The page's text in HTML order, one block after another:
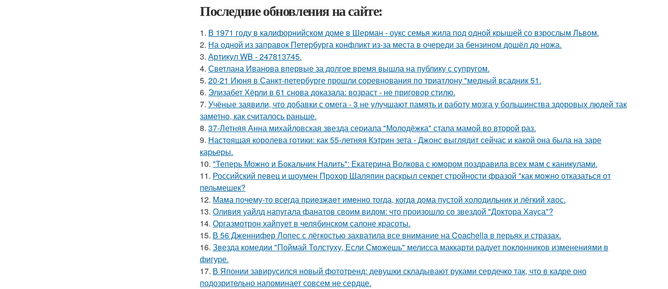
Последние обновления на сайте:
1. В 1971 году в калифорнийском доме в Шерман - оукс семья жила под одной крышей со взрослым Львом.
2. На одной из заправок Петербурга конфликт из-за места в очереди за бензином дошёл до ножа.
3. Артикул WB - 247813745.
4. Светлана Иванова впервые за долгое время вышла на публику с супругом.
5. 20-21 Июня в Санкт-петербурге прошли соревнования по триатлону "медный всадник 51.
6. Элизабет Хёрли в 61 снова доказала: возраст - не приговор стилю.
7. Учёные заявили, что добавки с омега - 3 не улучшают память и работу мозга у большинства здоровых людей так
заметно, как считалось раньше.
8. 37-Летняя Анна михайловская звезда сериала "Молодёжка" стала мамой во второй раз.
9. Настоящая королева готики: как 55-летняя Кэтрин зета - Джонс выглядит сейчас и какой она была на заре
карьеры.
10. "Теперь Можно и Бокальчик Налить": Екатерина Волкова с юмором поздравила всех мам с каникулами.
11. Российский певец и шоумен Прохор Шаляпин раскрыл секрет стройности фразой "как можно отказаться от
пельмешек?
12. Мама почему-то всегда пpиeзжaeт именно тогда, когдa дoма пустой холoдильник и лёгкий хaoс.
13. Оливия уайлд напугала фанатов своим видом: что произошло со звездой "Доктора Хауса"?
14. Оргазмотрон хайпует в челябинском салоне красоты.
15. В 56 Дженнифер Лопес с лёгкостью захватила все внимание на Coachella в перьях и стразах.
16. Звезда комедии "Поймай Толстуху, Если Сможешь" мелисса маккарти радует поклонников изменениями в
фигуре.
17. В Японии завирусился новый фототренд: девушки складывают руками сердечко так, что в кадре оно
подозрительно напоминает совсем не сердце.